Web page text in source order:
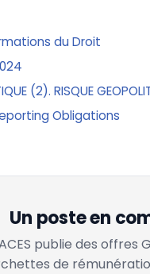
du Droit
(2). RISQUE
Obligations
Un poste en
publie des offres
de